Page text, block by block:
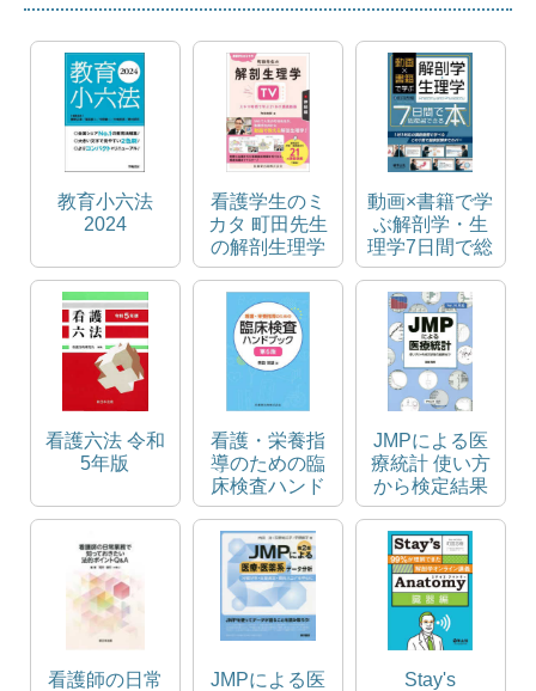
教育小六法
2024
看護学生のミ
カタ 町田先生
の解剖生理学
TV 神経編 ス
キマ時間で学
ぶ21本の講義
動画
動画×書籍で学
ぶ解剖学・生
理学7日間で総
復習できる本
看護六法 令和
5年版
看護・栄養指
導のための臨
床検査ハンド
ブック
JMPによる医
療統計 使い方
から検定結果
の解釈まで
看護師の日常
JMPによる医
Stay's